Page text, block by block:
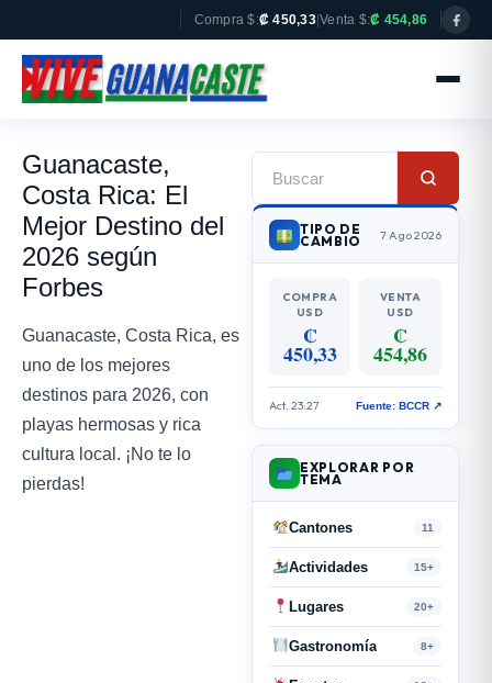
Compra $:₡ 450,33| Venta $:₡ 454,86
Guanacaste,
Costa Rica: El
Mejor Destino del
2026 según
Forbes
Guanacaste, Costa Rica, es
uno de los mejores
destinos para 2026, con
playas hermosas y rica
cultura local. ¡No te lo
pierdas!
TIPO DE
CAMBIO 7 Ago 2026
COMPRA
USD
₡
450,33
VENTA
USD
₡
454,86
Act. 23:27 Fuente: BCCR ↗
EXPLORAR POR
TEMA
Cantones 11
Actividades 15+
Lugares 20+
Gastronomía 8+